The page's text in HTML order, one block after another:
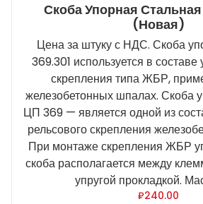
Скоба Упорная
(новая)
Цена за штуку с НДС. Скоба
369.301 используется в составе
скрепления типа ЖБР,
железобетонных шпалах. Скоба
ЦП 369 — является одной из
рельсового скрепления
При монтаже скрепления ЖБР
скоба располагается между
упругой прокладкой.
₽240.00